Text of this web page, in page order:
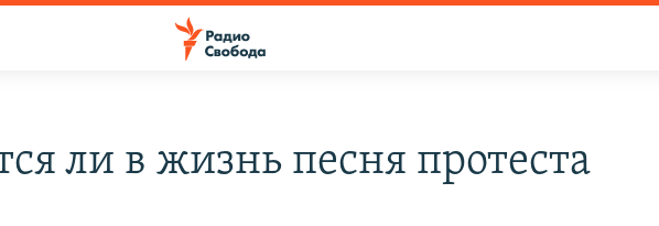
ли в жизнь песня протеста